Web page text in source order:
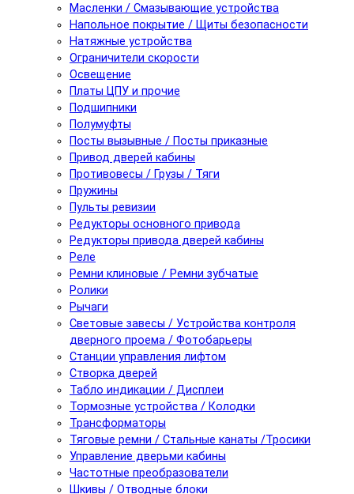
Масленки / Смазывающие устройства
Напольное покрытие / Щиты безопасности
Натяжные устройства
Ограничители скорости
Освещение
Платы ЦПУ и прочие
Подшипники
Полумуфты
Посты вызывные / Посты приказные
Привод дверей кабины
Противовесы / Грузы / Тяги
Пружины
Пульты ревизии
Редукторы основного привода
Редукторы привода дверей кабины
Реле
Ремни клиновые / Ремни зубчатые
Ролики
Рычаги
Световые завесы / Устройства контроля
дверного проема / Фотобарьеры
Станции управления лифтом
Створка дверей
Табло индикации / Дисплеи
Тормозные устройства / Колодки
Трансформаторы
Тяговые ремни / Стальные канаты /Тросики
Управление дверьми кабины
Частотные преобразователи
Шкивы / Отводные блоки